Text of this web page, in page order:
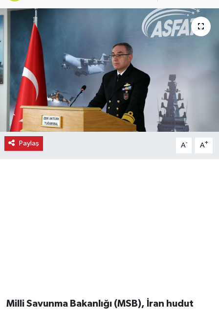
Paylaş A- A+
Milli Savunma Bakanlığı (MSB), İran hudut
Ekonomi
Eleman
Emlak
Gündem
Gurme
Haber
Seri İlan